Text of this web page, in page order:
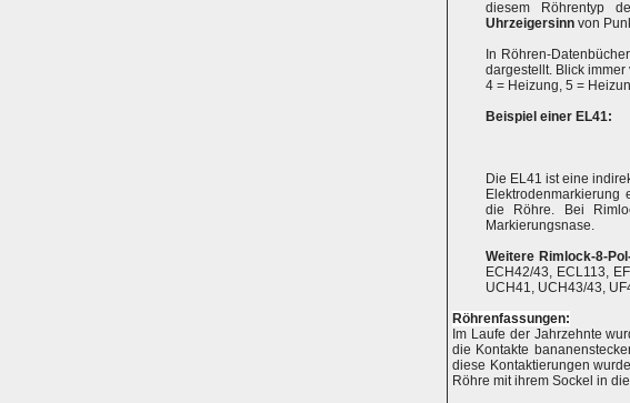
diesem Röhrentyp
Uhrzeigersinn von
In Röhren-
dargestellt. Blick immer
4 = Heizung, 5 =
Beispiel einer EL41:
Die EL41 ist eine
Elektrodenmarkierung
die Röhre. Bei
Markierungsnase.
Weitere Rimlock-8-
ECH42/43, ECL113,
UCH41, UCH43/43,
Röhrenfassungen:
Im Laufe der Jahrzehnte
die Kontakte
diese Kontaktierungen
Röhre mit ihrem Sockel in